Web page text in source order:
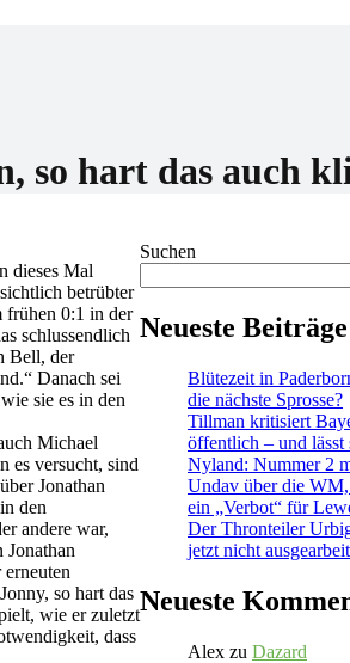
so hart das auch
dieses Mal
betrübter
frühen 0:1 in der
schlussendlich
Bell, der
Danach sei
sie es in den
Michael
es versucht, sind
Jonathan
den
andere war,
Jonathan
so hart das
wie er zuletzt
dass
Suchen
Neueste Beiträge
Blütezeit in
die nächste Sprosse?
Tillman kritisiert
öffentlich – und
Nyland: Nummer 2
Undav über die
ein „Verbot“ für
Der Thronteiler
jetzt nicht
Neueste
Alex zu Dazard